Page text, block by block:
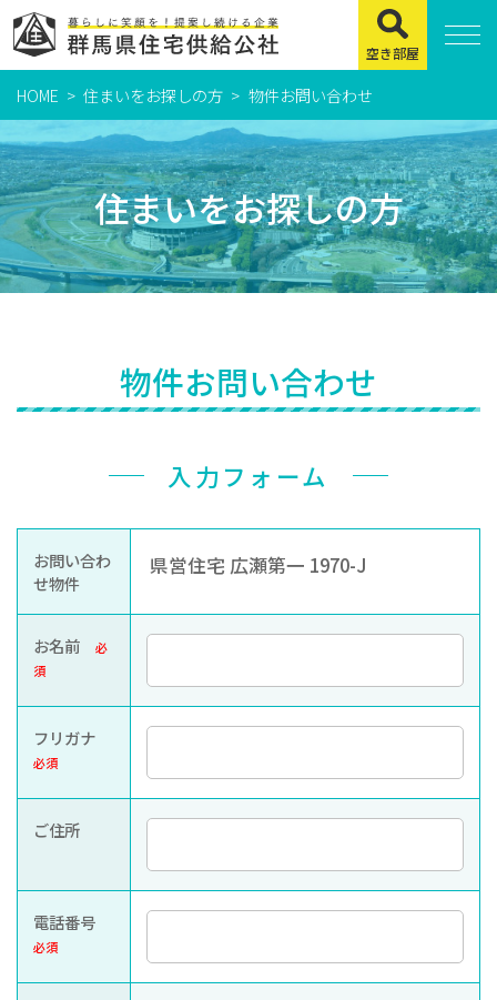
住まいをお探しの方
県営住宅
公社賃貸住宅
緊急通報システムについて
市営・町営住宅
賃貸店舗・事務所
ぐんま住まいの
相談センター
現在お住まい
の方へ
利活用・管理
公社に
ついて
採用
入札
空き部屋
HOME 住まいをお探しの方 物件お問い合わせ
住まいをお探しの方
物件お問い合わせ
入力フォーム
お問い合わ
せ物件
県営住宅 広瀬第一 1970-J
お名前必
須
フリガナ
必須
ご住所
電話番号
必須